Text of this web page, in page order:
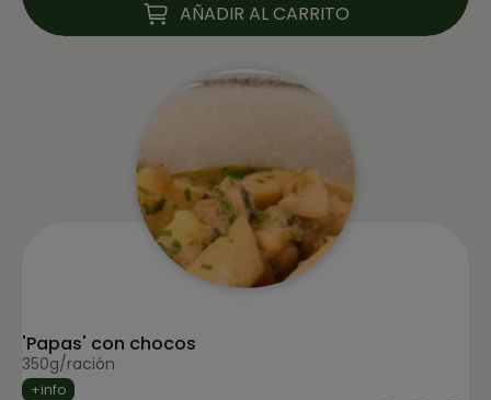
AÑADIR AL CARRITO
'Papas' con chocos
350g/ración
+info